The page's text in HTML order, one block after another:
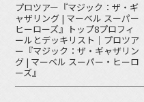
プロツアー『マジック：ザ・ギ
ャザリング | マーベル スーパー
ヒーローズ』トップ8プロフィ
ールとデッキリスト｜プロツア
ー『マジック：ザ・ギャザリン
グ | マーベル スーパー・ヒーロ
ーズ』